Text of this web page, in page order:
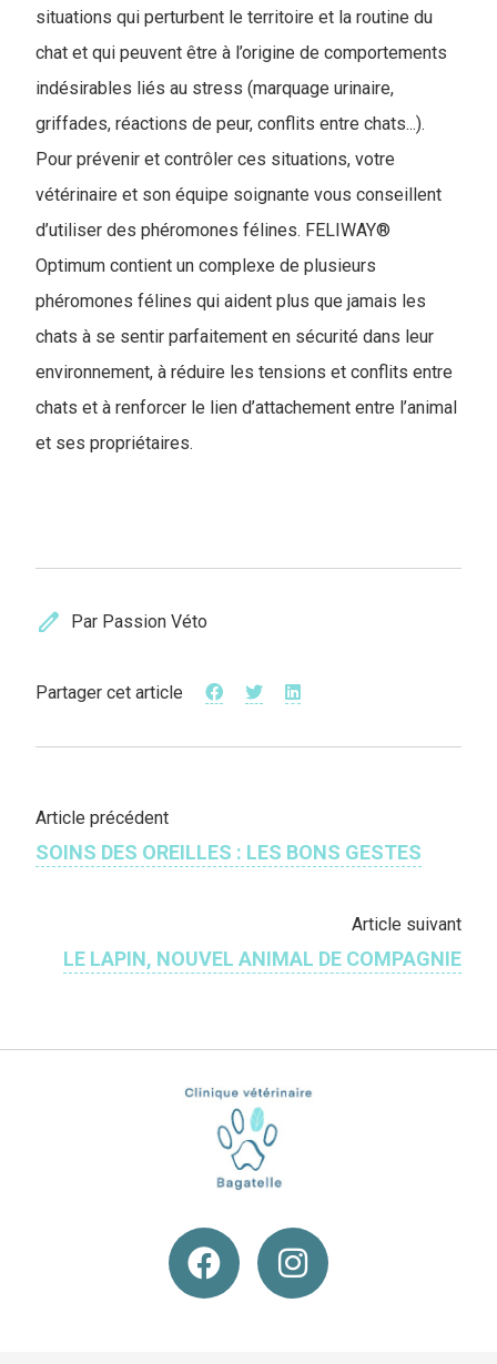
situations qui perturbent le territoire et la routine du
chat et qui peuvent être à l’origine de comportements
indésirables liés au stress (marquage urinaire,
griffades, réactions de peur, conflits entre chats...).
Pour prévenir et contrôler ces situations, votre
vétérinaire et son équipe soignante vous conseillent
d’utiliser des phéromones félines. FELIWAY®
Optimum contient un complexe de plusieurs
phéromones félines qui aident plus que jamais les
chats à se sentir parfaitement en sécurité dans leur
environnement, à réduire les tensions et conflits entre
chats et à renforcer le lien d’attachement entre l’animal
et ses propriétaires.
edit Par Passion Véto
Partager cet article
Article précédent
SOINS DES OREILLES : LES BONS GESTES
Article suivant
LE LAPIN, NOUVEL ANIMAL DE COMPAGNIE